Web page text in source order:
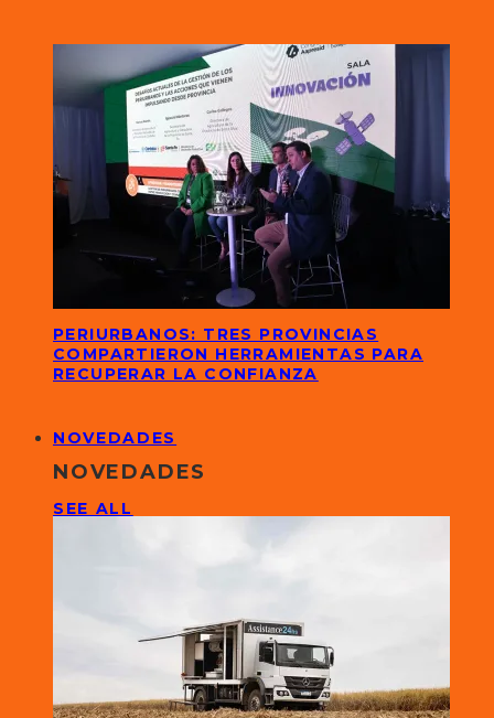
PERIURBANOS: TRES PROVINCIAS
COMPARTIERON HERRAMIENTAS PARA
RECUPERAR LA CONFIANZA
NOVEDADES
NOVEDADES
SEE ALL